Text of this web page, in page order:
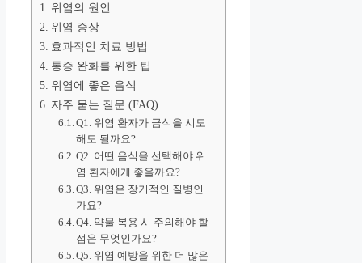
위염의 원인
위염 증상
효과적인 치료 방법
통증 완화를 위한 팁
위염에 좋은 음식
자주 묻는 질문 (FAQ)
Q1. 위염 환자가 금식을 시도
해도 될까요?
Q2. 어떤 음식을 선택해야 위
염 환자에게 좋을까요?
Q3. 위염은 장기적인 질병인
가요?
Q4. 약물 복용 시 주의해야 할
점은 무엇인가요?
Q5. 위염 예방을 위한 더 많은